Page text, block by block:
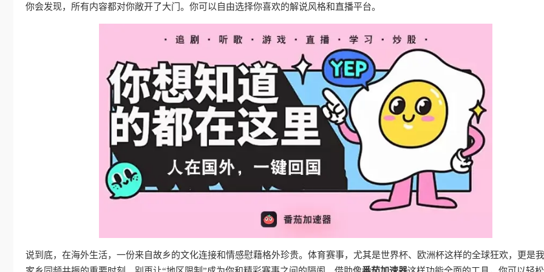
你会发现，所有内容都对你敞开了大门。你可以自由选择你喜欢的解说风格和直播平台。
说到底，在海外生活，一份来自故乡的文化连接和情感慰藉格外珍贵。体育赛事，尤其是世界杯、欧洲杯这样的全球狂欢，更是